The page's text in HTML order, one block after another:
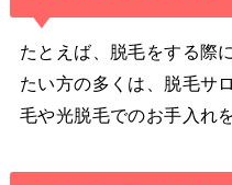
たとえば、脱毛をする際
たい方の多くは、脱毛サ
毛や光脱毛でのお手入れ